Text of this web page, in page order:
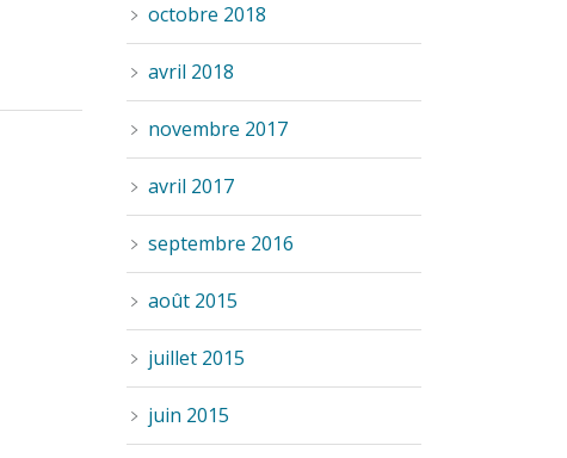
octobre 2018
avril 2018
novembre 2017
avril 2017
septembre 2016
août 2015
juillet 2015
juin 2015